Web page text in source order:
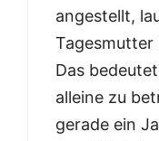
angestellt,
Tagesmutter
Das
alleine zu
gerade ein